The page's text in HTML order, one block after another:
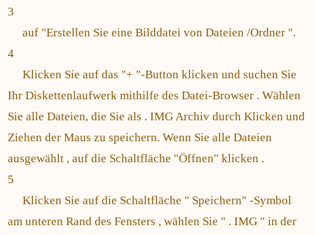
3
auf "Erstellen Sie eine Bilddatei von Dateien /Ordner ".
4
Klicken Sie auf das "+ "-Button klicken und suchen Sie
Ihr Diskettenlaufwerk mithilfe des Datei-Browser . Wählen
Sie alle Dateien, die Sie als . IMG Archiv durch Klicken und
Ziehen der Maus zu speichern. Wenn Sie alle Dateien
ausgewählt , auf die Schaltfläche "Öffnen" klicken .
5
Klicken Sie auf die Schaltfläche " Speichern" -Symbol
am unteren Rand des Fensters , wählen Sie " . IMG " in der